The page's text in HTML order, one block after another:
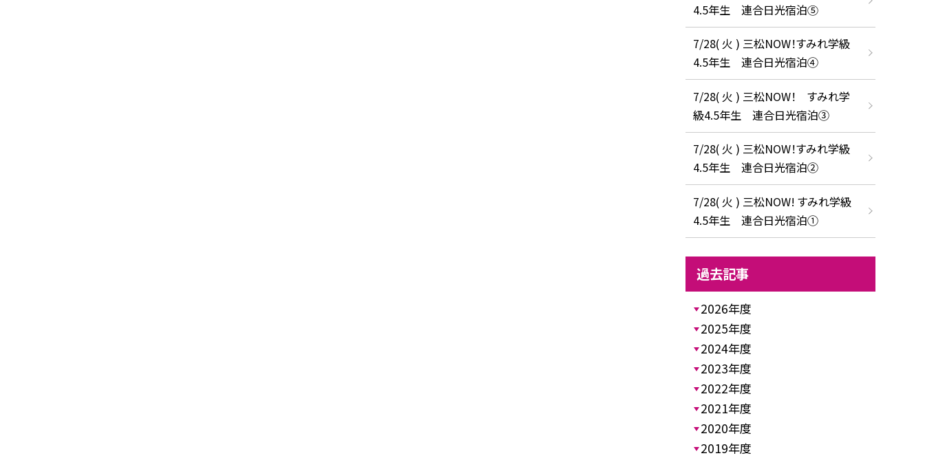
4.5年生 連合日光宿泊⑤
7/28( 火 ) 三松NOW！すみれ学級
4.5年生 連合日光宿泊④
7/28( 火 ) 三松NOW！ すみれ学
級4.5年生 連合日光宿泊③
7/28( 火 ) 三松NOW！すみれ学級
4.5年生 連合日光宿泊②
7/28( 火 ) 三松NOW! すみれ学級
4.5年生 連合日光宿泊①
過去記事
2026年度
2025年度
2024年度
2023年度
2022年度
2021年度
2020年度
2019年度